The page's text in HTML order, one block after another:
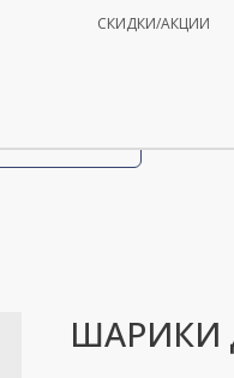
СКИДКИ/АКЦИИ
ШАРИКИ